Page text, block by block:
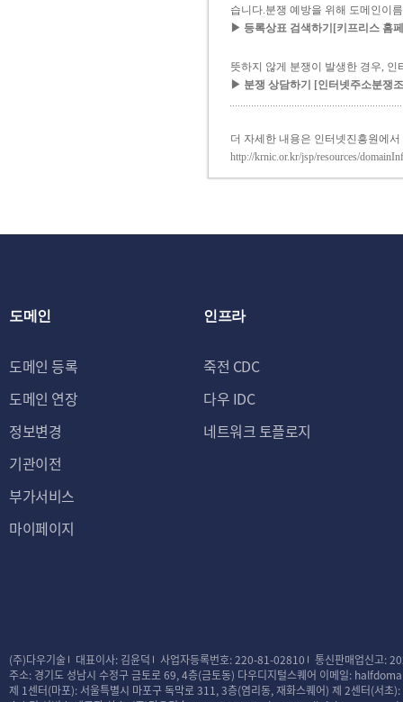
습니다.분쟁 예방을 위해 도메인이
▶ 등록상표 검색하기[키프리스 홈
뜻하지 않게 분쟁이 발생한 경우,
▶ 분쟁 상담하기 [인터넷주소분쟁
더 자세한 내용은 인터넷진흥원에
http://krnic.or.kr/jsp/resources/
도메인
도메인 등록
도메인 연장
정보변경
기관이전
부가서비스
마이페이지
인프라
죽전 CDC
다우 IDC
네트워크 토플로지
(주)다우기술 대표이사: 김윤덕 사업자등록번호: 220-81-02810
통신판매업신고:
주소: 경기도 성남시 수정구 금토로 69, 4층(금토동) 다우디지털스퀘어 이메일:
제 1센터(마포): 서울특별시 마포구 독막로 311, 3층(염리동, 재화스퀘어) 제 2센터(서초